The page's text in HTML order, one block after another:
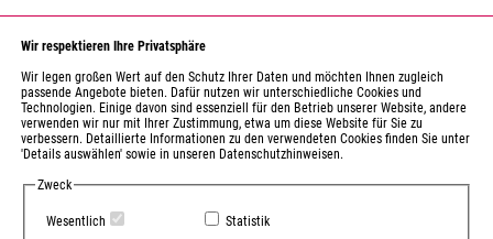
Wir respektieren Ihre Privatsphäre
Wir legen großen Wert auf den Schutz Ihrer Daten und möchten Ihnen zugleich
passende Angebote bieten. Dafür nutzen wir unterschiedliche Cookies und
Technologien. Einige davon sind essenziell für den Betrieb unserer Website, andere
verwenden wir nur mit Ihrer Zustimmung, etwa um diese Website für Sie zu
verbessern. Detaillierte Informationen zu den verwendeten Cookies finden Sie unter
'Details auswählen' sowie in unseren Datenschutzhinweisen.
Zweck
Wesentlich Statistik